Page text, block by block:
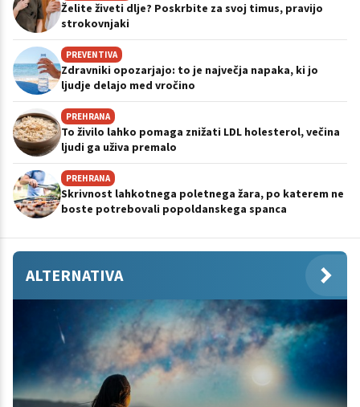
Želite živeti dlje? Poskrbite za svoj timus, pravijo
strokovnjaki
PREVENTIVA
Zdravniki opozarjajo: to je največja napaka, ki jo
ljudje delajo med vročino
PREHRANA
To živilo lahko pomaga znižati LDL holesterol, večina
ljudi ga uživa premalo
PREHRANA
Skrivnost lahkotnega poletnega žara, po katerem ne
boste potrebovali popoldanskega spanca
ALTERNATIVA